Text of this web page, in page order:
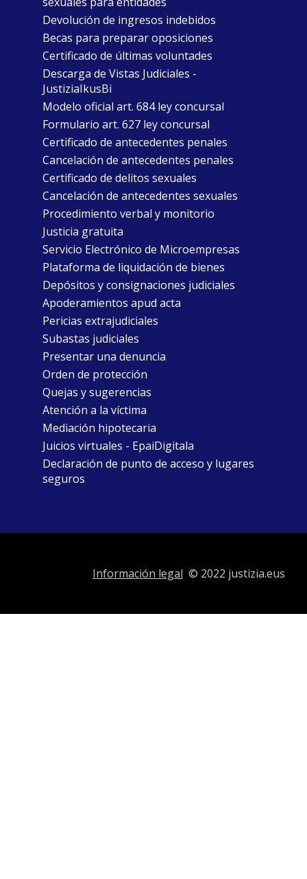
Devolución de ingresos indebidos
Becas para preparar oposiciones
Certificado de últimas voluntades
Descarga de Vistas Judiciales -
JustiziaIkusBi
Modelo oficial art. 684 ley concursal
Formulario art. 627 ley concursal
Certificado de antecedentes penales
Cancelación de antecedentes penales
Certificado de delitos sexuales
Cancelación de antecedentes sexuales
Procedimiento verbal y monitorio
Justicia gratuita
Servicio Electrónico de Microempresas
Plataforma de liquidación de bienes
Depósitos y consignaciones judiciales
Apoderamientos apud acta
Pericias extrajudiciales
Subastas judiciales
Presentar una denuncia
Orden de protección
Quejas y sugerencias
Atención a la víctima
Mediación hipotecaria
Juicios virtuales - EpaiDigitala
Declaración de punto de acceso y lugares
seguros
Información legal © 2022 justizia.eus